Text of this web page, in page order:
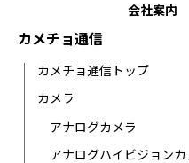
会社案内
カメチョ通信
カメチョ通信トップ
カメラ
アナログカメラ
アナログハイビジョンカ